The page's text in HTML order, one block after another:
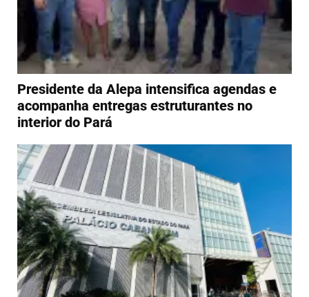
Presidente da Alepa intensifica agendas e
acompanha entregas estruturantes no
interior do Pará